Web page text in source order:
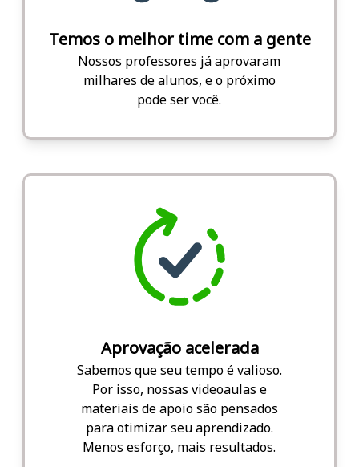
Temos o melhor time com a gente
Nossos professores já aprovaram
milhares de alunos, e o próximo
pode ser você.
Aprovação acelerada
Sabemos que seu tempo é valioso.
Por isso, nossas videoaulas e
materiais de apoio são pensados
para otimizar seu aprendizado.
Menos esforço, mais resultados.